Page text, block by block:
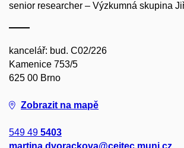
senior researcher – Výzkumná skupina
kancelář: bud. C02/226
Kamenice 753/5
625 00 Brno
Zobrazit na mapě
549 49 5403